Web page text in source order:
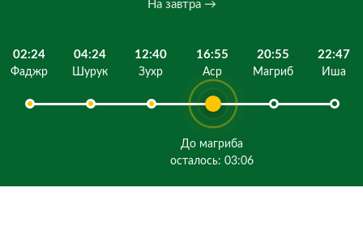
На завтра →
02:24
Фаджр
04:24
Шурук
12:40
Зухр
16:55
Аср
До магриба
осталось: 03:06
20:55
Магриб
22:47
Иша